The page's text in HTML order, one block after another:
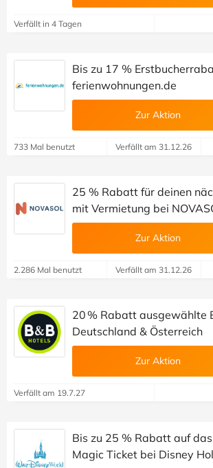
Verfällt in 4 Tagen
Bis zu 17 %
ferienwohnungen.de
Zur Aktion
733 Mal benutzt Verfällt am 31.12.26
25 % Rabatt für deinen
mit Vermietung bei
Zur Aktion
2.286 Mal benutzt Verfällt am 31.12.26
20 % Rabatt ausgewählte
Deutschland & Österreich
Zur Aktion
Verfällt am 19.7.27
Bis zu 25 % Rabatt auf
Magic Ticket bei Disney